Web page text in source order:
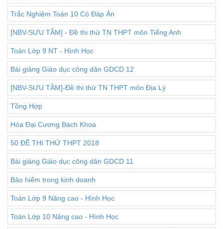
Trắc Nghiệm Toán 10 Có Đáp Án
[NBV-SƯU TẦM] - Đề thi thử TN THPT môn Tiếng Anh
Toán Lớp 9 NT - Hình Học
Bài giảng Giáo dục công dân GDCD 12
[NBV-SƯU TẦM]-Đề thi thử TN THPT môn Địa Lý
Tồng Hợp
Hóa Đại Cương Bách Khoa
50 ĐỀ THI THỬ THPT 2018
Bài giảng Giáo dục công dân GDCD 11
Bảo hiểm trong kinh doanh
Toán Lớp 9 Nâng cao - Hình Học
Toán Lớp 10 Nâng cao - Hình Học